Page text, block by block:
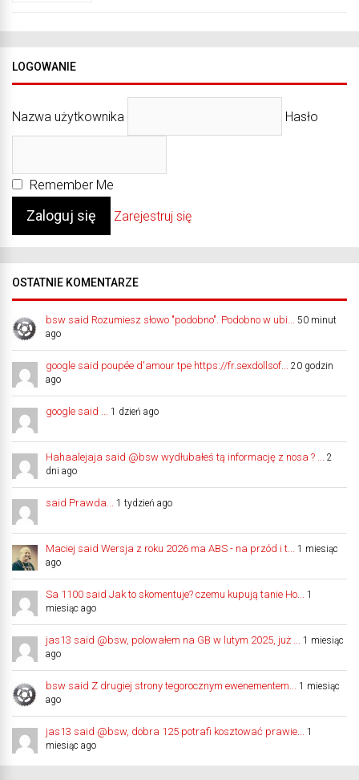
LOGOWANIE
Nazwa użytkownika Hasło
Remember Me
Zarejestruj się
OSTATNIE KOMENTARZE
bsw said Rozumiesz słowo "podobno". Podobno w ubi...
50 minut
ago
google said poupée d'amour tpe https://fr.sexdollsof...
20 godzin
ago
google said ... 1 dzień ago
Hahaalejaja said @bsw wydłubałeś tą informację z nosa ? ...
2
dni ago
said Prawda... 1 tydzień ago
Maciej said Wersja z roku 2026 ma ABS - na przód i t...
1 miesiąc
ago
Sa 1100 said Jak to skomentuje? czemu kupują tanie Ho...
1
miesiąc ago
jas13 said @bsw, polowałem na GB w lutym 2025, już ...
1 miesiąc
ago
bsw said Z drugiej strony tegorocznym ewenementem...
1 miesiąc
ago
jas13 said @bsw, dobra 125 potrafi kosztować prawie...
1
miesiąc ago